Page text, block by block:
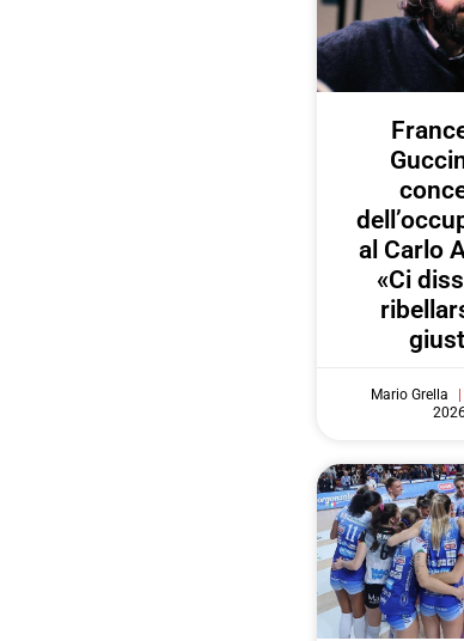
al Carlo
«Ci
Mario Grella